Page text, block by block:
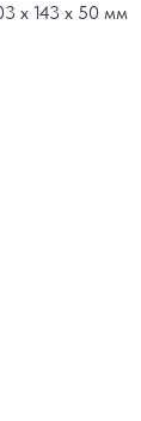
х 143 х 50 мм